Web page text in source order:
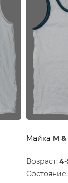
Майка M &
Возраст: 4-
Состояние: